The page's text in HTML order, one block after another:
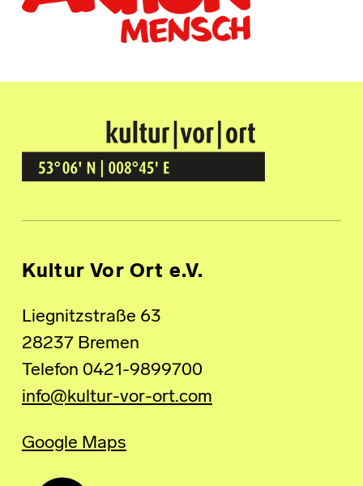
Kultur Vor Ort
BREMEN GRÖPELINGEN
Kultur Vor Ort e.V.
Liegnitzstraße 63
28237 Bremen
Telefon 0421-9899700
info@kultur-vor-ort.com
Google Maps